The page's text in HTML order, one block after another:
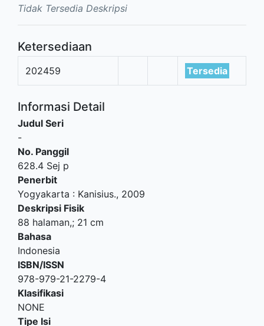
Tidak Tersedia Deskripsi
Ketersediaan
202459 Tersedia
Informasi Detail
Judul Seri
-
No. Panggil
628.4 Sej p
Penerbit
Yogyakarta : Kanisius., 2009
Deskripsi Fisik
88 halaman,; 21 cm
Bahasa
Indonesia
ISBN/ISSN
978-979-21-2279-4
Klasifikasi
NONE
Tipe Isi